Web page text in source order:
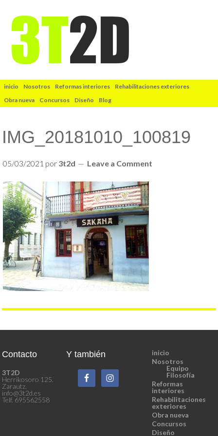
inicio Nosotros Reformas interiores
Rehabilitaciones exteriores
Obra nueva
Concursos Diseño Blog
IMG_20181010_100819
05/03/2021 por 3t2d Leave a Comment
Contacto
3T2D
Herrikosoro 125.
Zarautz.
info@3t2d.es
Telf. 695562558
Y también
inicio
Nosotros
Equipo
Filosofía
Reformas
interiores
Rehabilitaciones
exteriores
Obra nueva
Concursos
Diseño